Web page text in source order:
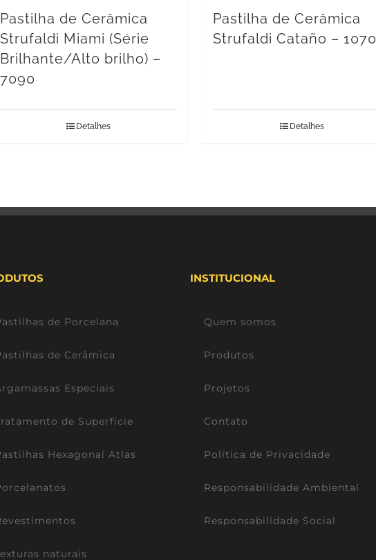
Pastilha de Cerâmica
Strufaldi Miami (Série
Brilhante/Alto brilho) –
7090
Detalhes
Pastilha de Cerâmica
Strufaldi Cataño – 1070
Detalhes
de Porcelana
de Cerâmica
Especiais
de Superfície
Hexagonal Atlas
naturais
INSTITUCIONAL
Quem somos
Produtos
Projetos
Contato
Política de Privacidade
Responsabilidade Ambiental
Responsabilidade Social